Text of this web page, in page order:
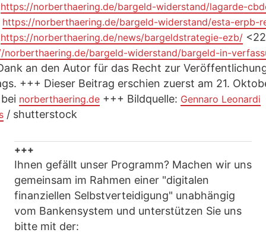
https://norberthaering.de/bargeld-widerstand/lagarde-
https://norberthaering.de/bargeld-widerstand/esta-erpb-
https://norberthaering.de/news/bargeldstrategie-ezb/
norberthaering.de/bargeld-widerstand/bargeld-in-
an den Autor für das Recht zur
+++ Dieser Beitrag erschien zuerst am 21.
norberthaering.de+++ Bildquelle: Gennaro Leonardi
/ shutterstock
+++
Ihnen gefällt unser Programm? Machen wir uns
gemeinsam im Rahmen einer "digitalen
finanziellen Selbstverteidigung" unabhängig
vom Bankensystem und unterstützen Sie uns
bitte mit der: